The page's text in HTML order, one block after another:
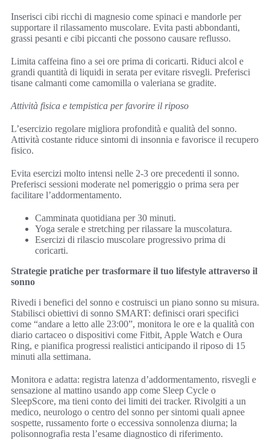
Inserisci cibi ricchi di magnesio come spinaci e mandorle per
supportare il rilassamento muscolare. Evita pasti abbondanti,
grassi pesanti e cibi piccanti che possono causare reflusso.
Limita caffeina fino a sei ore prima di coricarti. Riduci alcol e
grandi quantità di liquidi in serata per evitare risvegli. Preferisci
tisane calmanti come camomilla o valeriana se gradite.
Attività fisica e tempistica per favorire il riposo
L’esercizio regolare migliora profondità e qualità del sonno.
Attività costante riduce sintomi di insonnia e favorisce il recupero
fisico.
Evita esercizi molto intensi nelle 2-3 ore precedenti il sonno.
Preferisci sessioni moderate nel pomeriggio o prima sera per
facilitare l’addormentamento.
Camminata quotidiana per 30 minuti.
Yoga serale e stretching per rilassare la muscolatura.
Esercizi di rilascio muscolare progressivo prima di
coricarti.
Strategie pratiche per trasformare il tuo lifestyle attraverso il
sonno
Rivedi i benefici del sonno e costruisci un piano sonno su misura.
Stabilisci obiettivi di sonno SMART: definisci orari specifici
come “andare a letto alle 23:00”, monitora le ore e la qualità con
diario cartaceo o dispositivi come Fitbit, Apple Watch e Oura
Ring, e pianifica progressi realistici anticipando il riposo di 15
minuti alla settimana.
Monitora e adatta: registra latenza d’addormentamento, risvegli e
sensazione al mattino usando app come Sleep Cycle o
SleepScore, ma tieni conto dei limiti dei tracker. Rivolgiti a un
medico, neurologo o centro del sonno per sintomi quali apnee
sospette, russamento forte o eccessiva sonnolenza diurna; la
polisonnografia resta l’esame diagnostico di riferimento.